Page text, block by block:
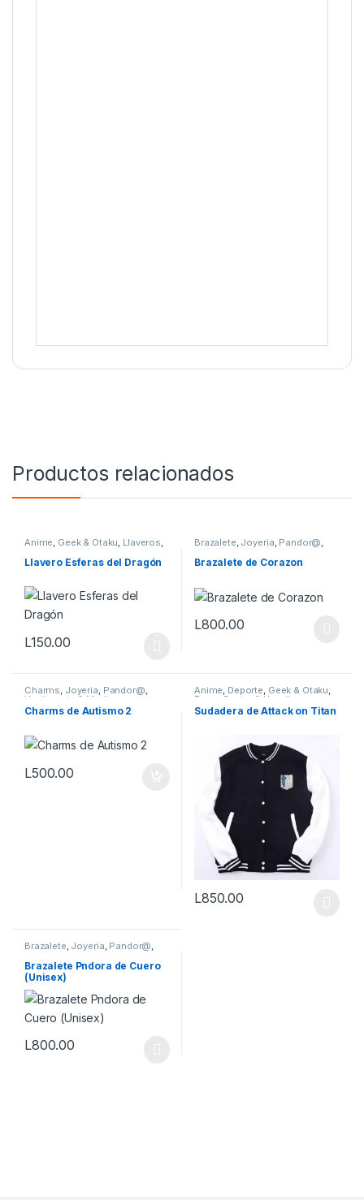
Productos relacionados
Anime, Geek & Otaku, Llaveros,
, Vestimenta & Moda
Llavero Esferas del Dragón
L150.00
Brazalete, Joyeria, Pandor@,
Vestimenta & Moda
Brazalete de Corazon
L800.00
Charms, Joyeria, Pandor@,
Vestimenta & Moda
Charms de Autismo 2
L500.00
Anime, Deporte, Geek & Otaku,
Ropa Sueter & Hoodies
Vestimenta & Moda
Sudadera de Attack on Titan
L850.00
Brazalete Joyeria Pandor@
Vestimenta & Moda
Brazalete Pndora de Cuero
(Unisex)
L800.00